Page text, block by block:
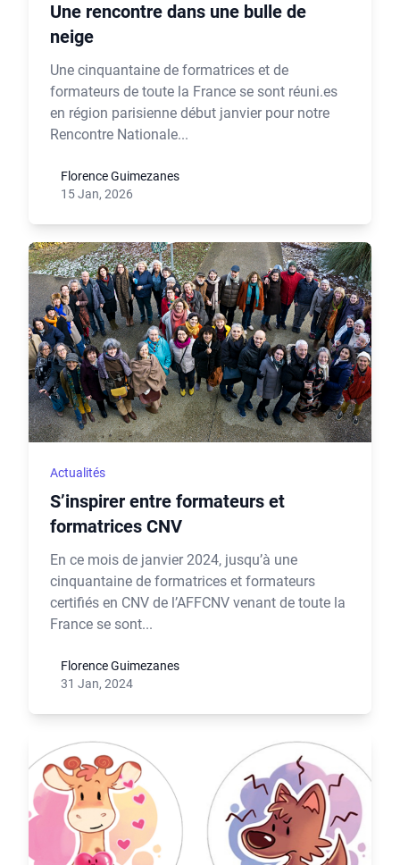
Une rencontre dans une bulle de
neige
Une cinquantaine de formatrices et de
formateurs de toute la France se sont réuni.es
en région parisienne début janvier pour notre
Rencontre Nationale...
Florence Guimezanes
15 Jan, 2026
Actualités
S’inspirer entre formateurs et
formatrices CNV
En ce mois de janvier 2024, jusqu’à une
cinquantaine de formatrices et formateurs
certifiés en CNV de l’AFFCNV venant de toute la
France se sont...
Florence Guimezanes
31 Jan, 2024